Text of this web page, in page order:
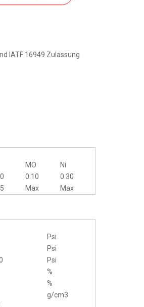
IATF 16949 Zulassung
MO
Ni
0.10
0.30
Max Max
Psi
Psi
Psi
%
%
g/cm3